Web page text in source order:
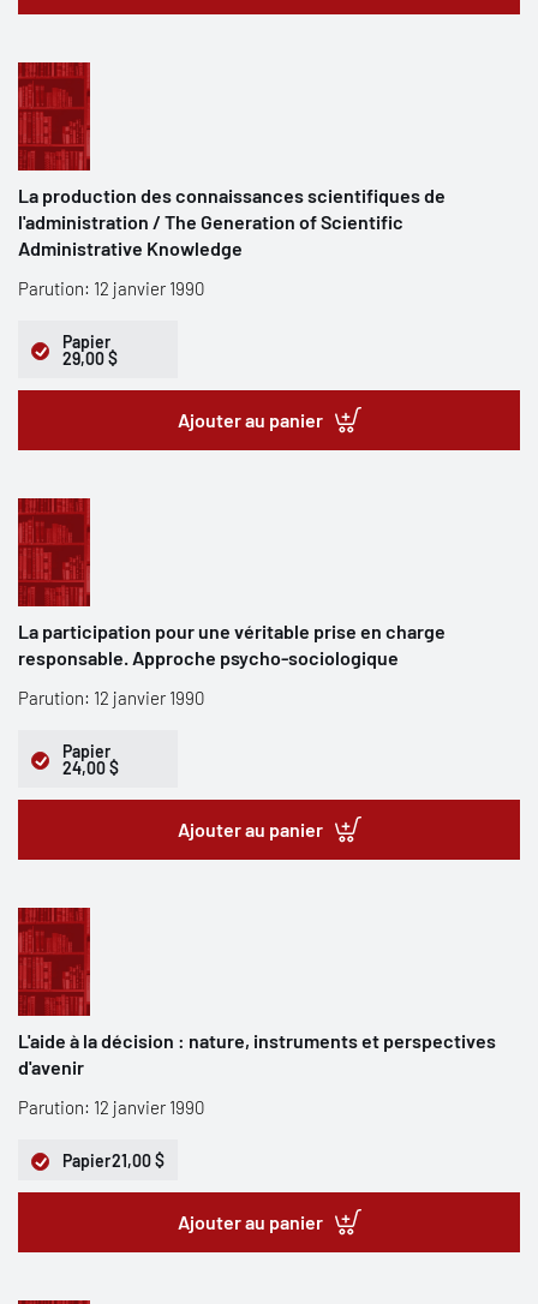
La production des connaissances scientifiques de
l'administration / The Generation of Scientific
Administrative Knowledge
Parution: 12 janvier 1990
Papier
29,00 $
Ajouter au panier
La participation pour une véritable prise en charge
responsable. Approche psycho-sociologique
Parution: 12 janvier 1990
Papier
24,00 $
Ajouter au panier
L'aide à la décision : nature, instruments et perspectives
d'avenir
Parution: 12 janvier 1990
Papier21,00 $
Ajouter au panier